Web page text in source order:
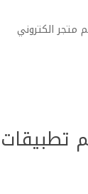
متجر الكتروني